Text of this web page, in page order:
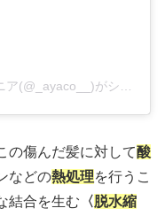
????? 髪質改善/30代美容/コスメマニア(@_ayaco__)がシェアした投稿
の傷んだ髪に対して酸
などの熱処理を行うこ
結合を生む 〈脱水縮